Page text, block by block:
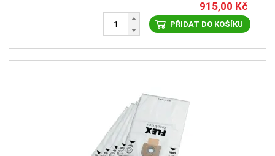
915,00 Kč
PŘIDAT DO KOŠÍKU